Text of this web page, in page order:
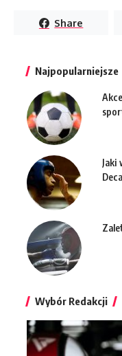
Share
Najpopularniejsze
Jaki
Wybór Redakcji